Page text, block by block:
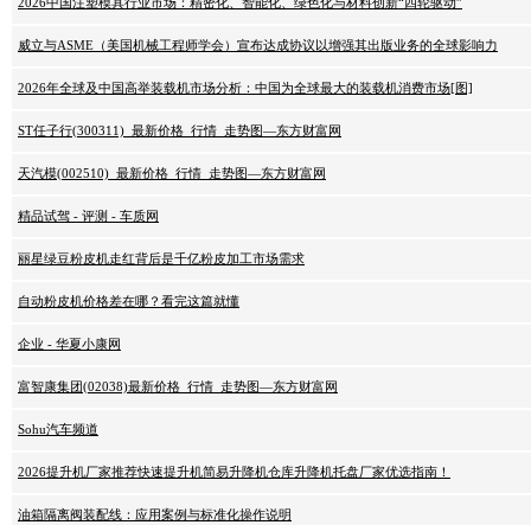
2026中国注塑模具行业市场：精密化、智能化、绿色化与材料创新“四轮驱动”
威立与ASME（美国机械工程师学会）宣布达成协议以增强其出版业务的全球影响力
2026年全球及中国高举装载机市场分析：中国为全球最大的装载机消费市场[图]
ST任子行(300311)_最新价格_行情_走势图—东方财富网
天汽模(002510)_最新价格_行情_走势图—东方财富网
精品试驾 - 评测 - 车质网
丽星绿豆粉皮机走红背后是千亿粉皮加工市场需求
自动粉皮机价格差在哪？看完这篇就懂
企业 - 华夏小康网
富智康集团(02038)最新价格_行情_走势图—东方财富网
Sohu汽车频道
2026提升机厂家推荐快速提升机简易升降机仓库升降机托盘厂家优选指南！
油箱隔离阀装配线：应用案例与标准化操作说明